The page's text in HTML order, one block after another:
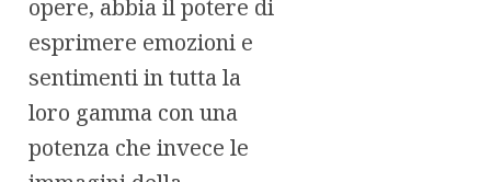
opere, abbia il potere di
esprimere emozioni e
sentimenti in tutta la
loro gamma con una
potenza che invece le